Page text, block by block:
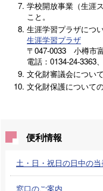
学校開放事業（生涯
こと。
生涯学習プラザにつ
生涯学習プラザ
〒047-0033 小樽市
電話：0134-24-3363
文化財審議会について
文化財保護についての
便利情報
土・日・祝日の日中の
窓口のご案内